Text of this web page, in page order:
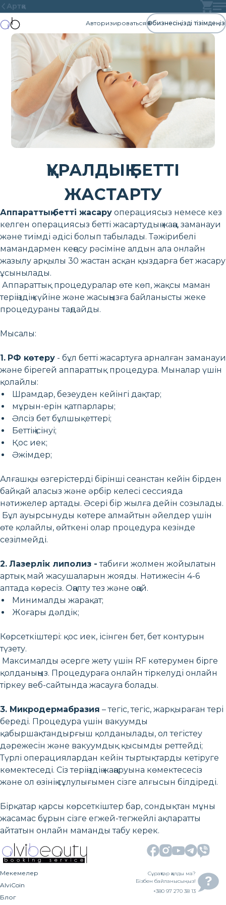
Артқа
Авторизироваться Өз бизнесіңізді тізімдеңіз
ҚҰРАЛДЫҚ БЕТТІ
ЖАСТАРТУ
Аппараттық бетті жасару операциясыз немесе кез
келген операциясыз бетті жасартудың жаңа, заманауи
және тиімді әдісі болып табылады. Тәжірибелі
мамандармен кеңесу рәсіміне алдын ала онлайн
жазылу арқылы 30 жастан асқан қыздарға бет жасару
ұсынылады.
Аппараттық процедуралар өте көп, жақсы маман
теріңіздің күйіне және жасыңызға байланысты жеке
процедураны таңдайды.
Мысалы:
1. РФ көтеру - бұл бетті жасартуға арналған заманауи
және бірегей аппараттық процедура. Мыналар үшін
қолайлы:
Шрамдар, безеуден кейінгі дақтар;
мұрын-ерін қатпарлары;
Әлсіз бет бұлшықеттері;
Беттің ісінуі;
Қос иек;
Әжімдер;
Алғашқы өзгерістерді бірінші сеанстан кейін бірден
байқай аласыз және әрбір келесі сессияда
нәтижелер артады. Әсері бір жылға дейін созылады.
Бұл ауырсынуды көтере алмайтын әйелдер үшін
өте қолайлы, өйткені олар процедура кезінде
сезілмейді.
2. Лазерлік липолиз - табиғи жолмен жойылатын
артық май жасушаларын жояды. Нәтижесін 4-6
аптада көресіз. Оңалту тез және оңай.
Минималды жарақат;
Жоғары дәлдік;
Көрсеткіштері: қос иек, ісінген бет, бет контурын
түзету.
Максималды әсерге жету үшін RF көтерумен бірге
қолданыңыз. Процедураға онлайн тіркелуді онлайн
тіркеу веб-сайтында жасауға болады.
3. Микродермабразия – тегіс, тегіс, жарқыраған тері
береді. Процедура үшін вакуумды
қабыршақтандырғыш қолданылады, ол тегістеу
дәрежесін және вакуумдық қысымды реттейді;
Түрлі операциялардан кейін тыртықтарды кетіруге
көмектеседі. Сіз теріңіздің жаңаруына көмектесесіз
және ол өзінің сұлулығымен сізге алғысын білдіреді.
Бірқатар қарсы көрсеткіштер бар, сондықтан мұны
жасамас бұрын сізге егжей-тегжейлі ақпаратты
айтатын онлайн маманды табу керек.
Мекемелер
AlviCoin
Блог
Сұрақтар қалды ма?
Бізбен байланысыңыз!
+380 97 270 38 13